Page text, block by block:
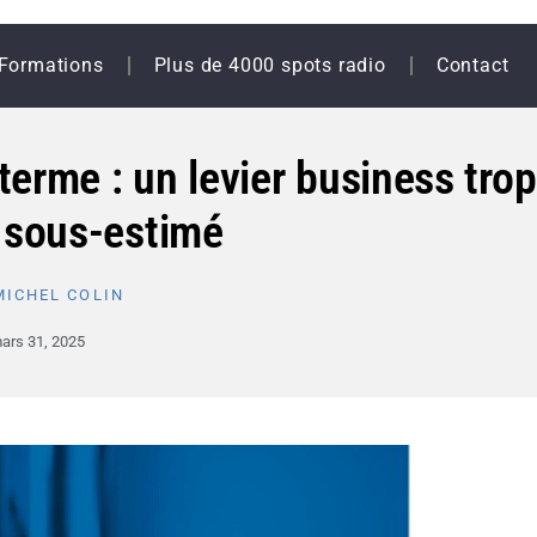
Formations Plus de 4000 spots radio Contact
: un levier business trop
estimé
COLIN
31, 2025